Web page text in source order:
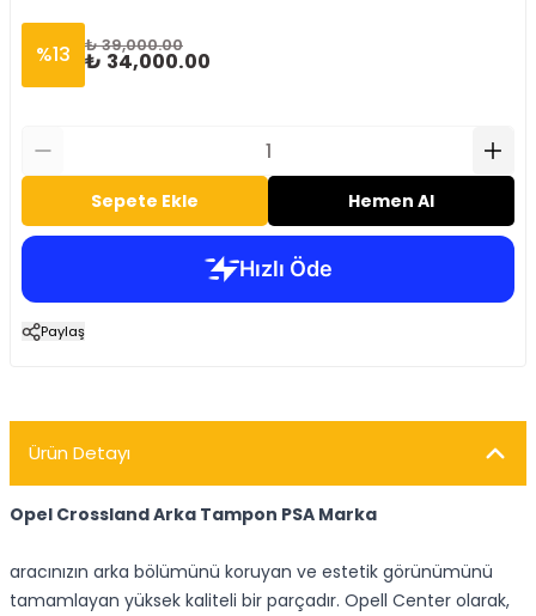
%13 ₺ 39,000.00
₺ 34,000.00
Sepete Ekle Hemen Al
Paylaş
Ürün Detayı
Opel Crossland Arka Tampon PSA Marka
aracınızın arka bölümünü koruyan ve estetik görünümünü
tamamlayan yüksek kaliteli bir parçadır. Opell Center olarak,